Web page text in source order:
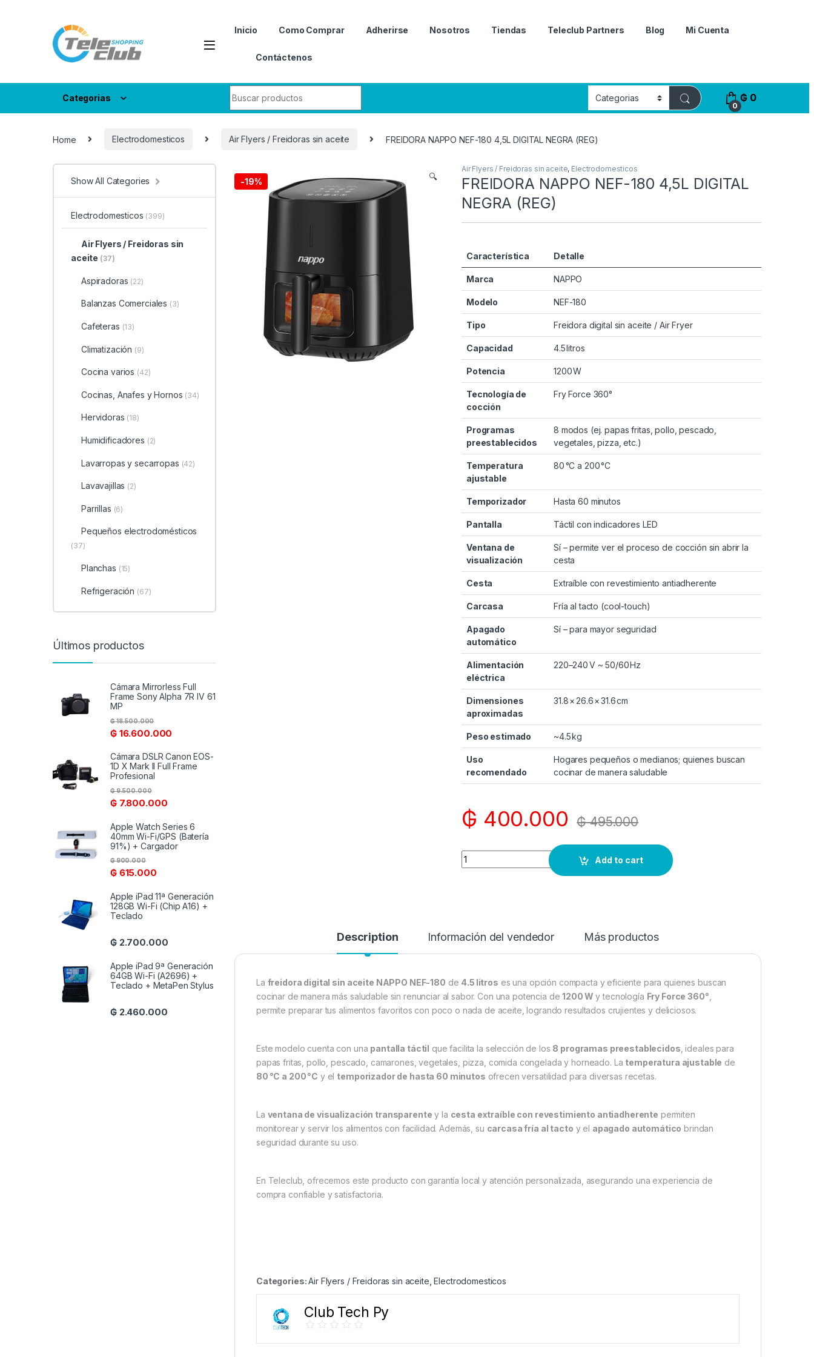
Inicio Como Comprar Adherirse Nosotros Tiendas Teleclub Partners Blog Mi Cuenta
Contáctenos
Categorias
0
₲ 0
Home Electrodomesticos Air Flyers / Freidoras sin aceite FREIDORA NAPPO NEF-180 4,5L DIGITAL NEGRA (REG)
-19% 🔍
Air Flyers / Freidoras sin aceite, Electrodomesticos
FREIDORA NAPPO NEF-180 4,5L DIGITAL
NEGRA (REG)
Característica Detalle
Marca NAPPO
Modelo NEF-180
Tipo Freidora digital sin aceite / Air Fryer
Capacidad 4.5 litros
Potencia 1200 W
Tecnología de
cocción
Fry Force 360°
Programas
preestablecidos
8 modos (ej. papas fritas, pollo, pescado,
vegetales, pizza, etc.)
Temperatura
ajustable
80 °C a 200 °C
Temporizador Hasta 60 minutos
Pantalla Táctil con indicadores LED
Ventana de
visualización
Sí – permite ver el proceso de cocción sin abrir la
cesta
Cesta Extraíble con revestimiento antiadherente
Carcasa Fría al tacto (cool-touch)
Apagado
automático
Sí – para mayor seguridad
Alimentación
eléctrica
220–240 V ~ 50/60 Hz
Dimensiones
aproximadas
31.8 × 26.6 × 31.6 cm
Peso estimado ~4.5 kg
Uso
recomendado
Hogares pequeños o medianos; quienes buscan
cocinar de manera saludable
₲ 400.000 ₲495.000
Quantity
Add to cart
Description Información del vendedor Más productos
La freidora digital sin aceite NAPPO NEF-180 de 4.5 litros es una opción compacta y eficiente para quienes buscan
cocinar de manera más saludable sin renunciar al sabor. Con una potencia de1200 W y tecnología Fry Force 360°
permite preparar tus alimentos favoritos con poco o nada de aceite, logrando resultados crujientes y deliciosos.
Este modelo cuenta con una pantalla táctil que facilita la selección de los 8 programas preestablecidos , ideales para
papas fritas, pollo, pescado, camarones, vegetales, pizza, comida congelada y horneado. La temperatura ajustable de
80 °C a 200 °C y el temporizador de hasta 60 minutos ofrecen versatilidad para diversas recetas.
La ventana de visualización transparente y la cesta extraíble con revestimiento antiadherente permiten
monitorear y servir los alimentos con facilidad. Además, su carcasa fría al tacto y el apagado automático brindan
seguridad durante su uso.
En Teleclub, ofrecemos este producto con garantía local y atención personalizada, asegurando una experiencia de
compra confiable y satisfactoria.
Categories:Air Flyers / Freidoras sin aceite ,Electrodomesticos
Club Tech Py
Show All Categories
Electrodomesticos (399)
Air Flyers / Freidoras sin
aceite (37)
Aspiradoras (22)
Balanzas Comerciales (3)
Cafeteras (13)
Climatización (9)
Cocina varios (42)
Cocinas, Anafes y Hornos (34)
Hervidoras (18)
Humidificadores (2)
Lavarropas y secarropas (42)
Lavavajillas (2)
Parrillas (6)
Pequeños electrodomésticos
(37)
Planchas (15)
Refrigeración (67)
Últimos productos
Cámara Mirrorless Full
Frame Sony Alpha 7R IV 61
MP
₲16.600.000
₲18.500.000
Cámara DSLR Canon EOS-
1D X Mark II Full Frame
Profesional
₲7.800.000
₲9.500.000
Apple Watch Series 6
40mm Wi-Fi/GPS (Batería
91%) + Cargador
₲615.000
₲900.000
Apple iPad 11ª Generación
128GB Wi-Fi (Chip A16) +
Teclado
₲2.700.000
Apple iPad 9ª Generación
64GB Wi-Fi (A2696) +
Teclado + MetaPen Stylus
₲2.460.000